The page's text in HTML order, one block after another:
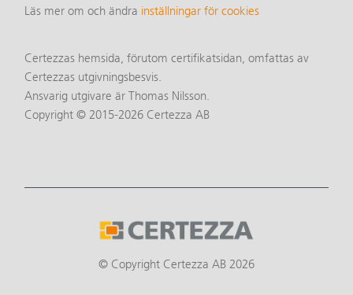
Läs mer om och ändra inställningar för cookies
Certezzas hemsida, förutom certifikatsidan, omfattas av
Certezzas utgivningsbesvis.
Ansvarig utgivare är Thomas Nilsson.
Copyright © 2015-2026 Certezza AB
© Copyright Certezza AB 2026